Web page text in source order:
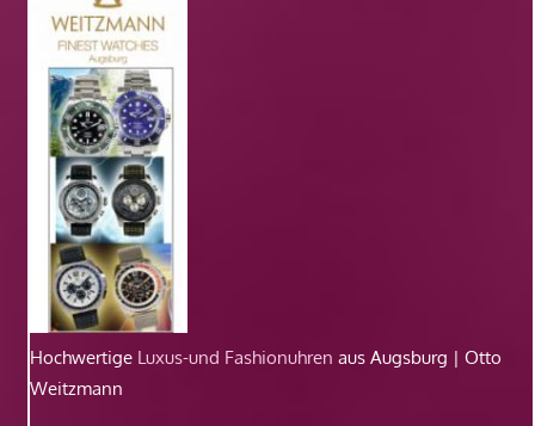
Hochwertige Luxus-und Fashionuhren aus Augsburg | Otto
Weitzmann